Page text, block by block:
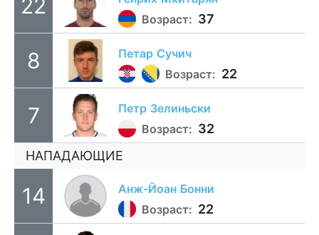
22
Возраст: 37
8 Петар Сучич
Возраст: 22
7 Петр Зелиньски
Возраст: 32
НАПАДАЮЩИЕ
14 Анж-Йоан Бонни
Возраст: 22